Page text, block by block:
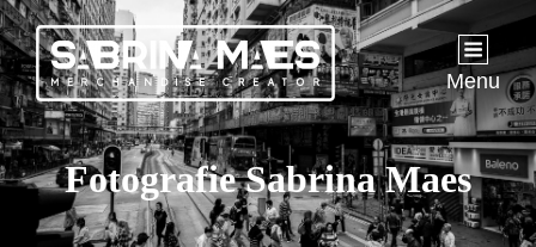
Menu
Fotografie Sabrina Maes